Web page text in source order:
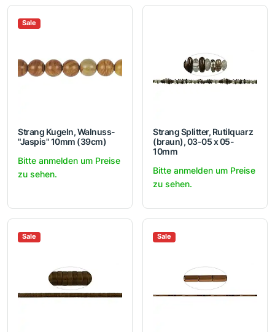
Sale
Strang Kugeln, Walnuss-
"Jaspis" 10mm (39cm)
Bitte anmelden um Preise
zu sehen.
Strang Splitter, Rutilquarz
(braun), 03-05 x 05-
10mm
Bitte anmelden um Preise
zu sehen.
Sale Sale